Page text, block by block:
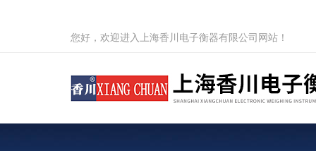
您好，欢迎进入上海香川电子衡器有限公司网站！